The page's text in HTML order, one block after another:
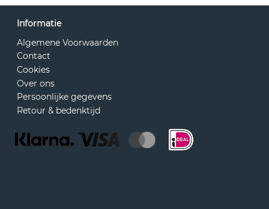
Informatie
Algemene Voorwaarden
Contact
Cookies
Over ons
Persoonlijke gegevens
Retour & bedenktijd